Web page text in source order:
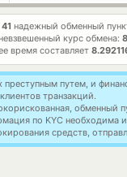
41 надежный обменный
курс обмена:
время составляет
преступным путем, и
транзакций.
обменный
по KYC необходима
средств,